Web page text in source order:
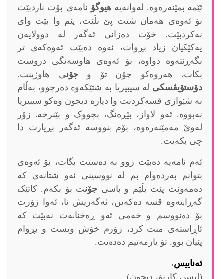
ئێمە بمێنەرەوە. لەوانەیە هیوگۆ نامەی بۆت ناردبێت
بۆ ئەوەی هەمان شتت پێ بڵێت، پێم وا بێت وای
نەکردبێت. خۆت دەزانی ئەگەر لە دوولایەن
یەکێکیان زیاد بڕوات، ئەوە دەبێت ئەوەکەی تر
بگەڕێتەوە دواوە، بۆ ئەوەی هاوسەنگی دروست
بکات، هەروەکو چۆن تۆ وجۆنی هاوژینت.
دۆستۆیڤسکی لە سیبیریا بە شتێکەوە دەرچوو، بەڵام
بە شێوازی قسەکردنت وا دیارە دیجون وەکو سیبیریا
نەبووە. ئەو لاواز، بێڕەنگ، بچووک و بێنرخە. زۆر
لەوێ مەمێنەرەوە، بۆم بنووسە ئەگەر بڕیارت دا
چی بکەیت.
ئەم نامەیە دەبێت زوو بە دەستت بگات، بۆ ئەوەی
بتوانم بەردەوام بم لە نووسینی ئەو شتانەی کە
دەمەوێت پێت بڵێم و باسیجۆنت بۆ بکەم. کاتێک
گەڕایتەوە قسە دەکەین، ئەگەریش نا، ئەوا زۆرت
بۆ دەنووسم و خەمی ئەو ڕەخنانەت نەبێت کە
ئاڕاستەی منت کرد، زۆرم خۆش ویست و بڕوام
پێیان بوو. تۆ یارمەتیم دەدەیت.
ئەناییس،
(لیسی کارنۆ، دیجون)